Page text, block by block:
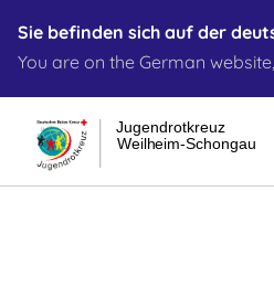
Sie befinden sich auf der
You are on the German
Weilheim-Schongau
Jugendrotkreuz